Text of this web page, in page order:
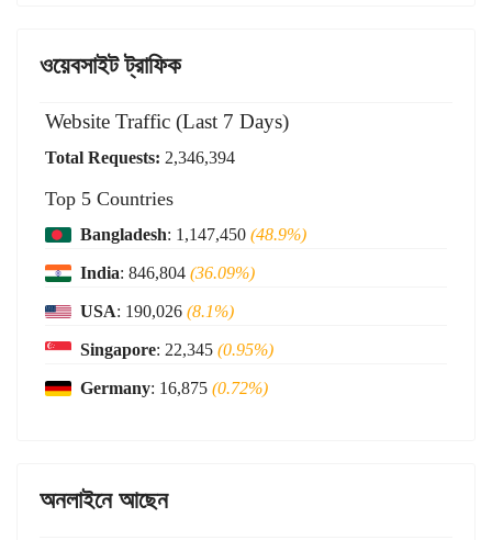
ওয়েবসাইট ট্রাফিক
Website Traffic (Last 7 Days)
Total Requests: 2,346,394
Top 5 Countries
Bangladesh: 1,147,450 (48.9%)
India: 846,804 (36.09%)
USA: 190,026 (8.1%)
Singapore: 22,345 (0.95%)
Germany: 16,875 (0.72%)
অনলাইনে আছেন